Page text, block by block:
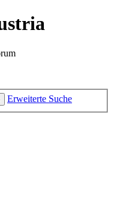
Erweiterte Suche